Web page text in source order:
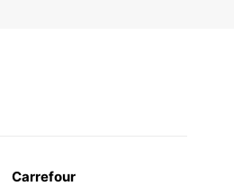
Carrefour